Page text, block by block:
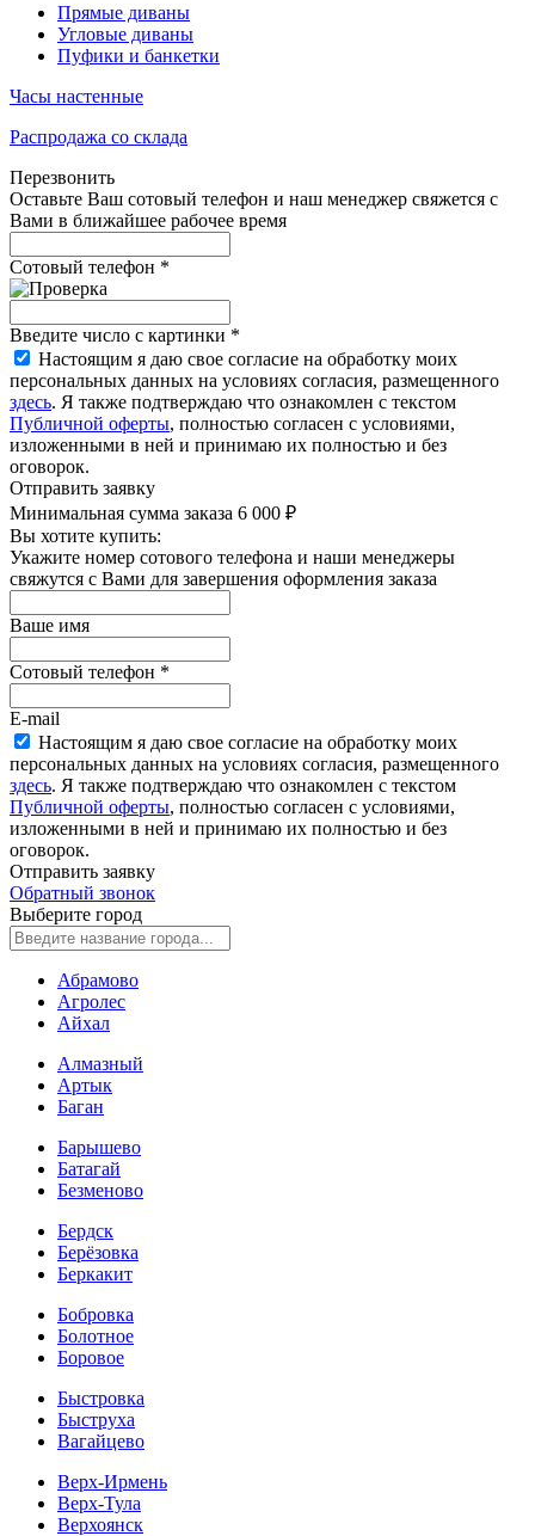
Прямые диваны
Угловые диваны
Пуфики и банкетки
Часы настенные
Распродажа со склада
Перезвонить
Оставьте Ваш сотовый телефон и наш менеджер свяжется с
Вами в ближайшее рабочее время
Сотовый телефон *
Введите число с картинки *
Настоящим я даю свое согласие на обработку моих
персональных данных на условиях согласия, размещенного
здесь. Я также подтверждаю что ознакомлен с текстом
Публичной оферты, полностью согласен с условиями,
изложенными в ней и принимаю их полностью и без
оговорок.
Отправить заявку
Минимальная сумма заказа 6 000 ₽
Вы хотите купить:
Укажите номер сотового телефона и наши менеджеры
свяжутся с Вами для завершения оформления заказа
Ваше имя
Сотовый телефон *
E-mail
Настоящим я даю свое согласие на обработку моих
персональных данных на условиях согласия, размещенного
здесь. Я также подтверждаю что ознакомлен с текстом
Публичной оферты, полностью согласен с условиями,
изложенными в ней и принимаю их полностью и без
оговорок.
Отправить заявку
Обратный звонок
Выберите город
Абрамово
Агролес
Айхал
Алмазный
Артык
Баган
Барышево
Батагай
Безменово
Бердск
Берёзовка
Беркакит
Бобровка
Болотное
Боровое
Быстровка
Быструха
Вагайцево
Верх-Ирмень
Верх-Тула
Верхоянск